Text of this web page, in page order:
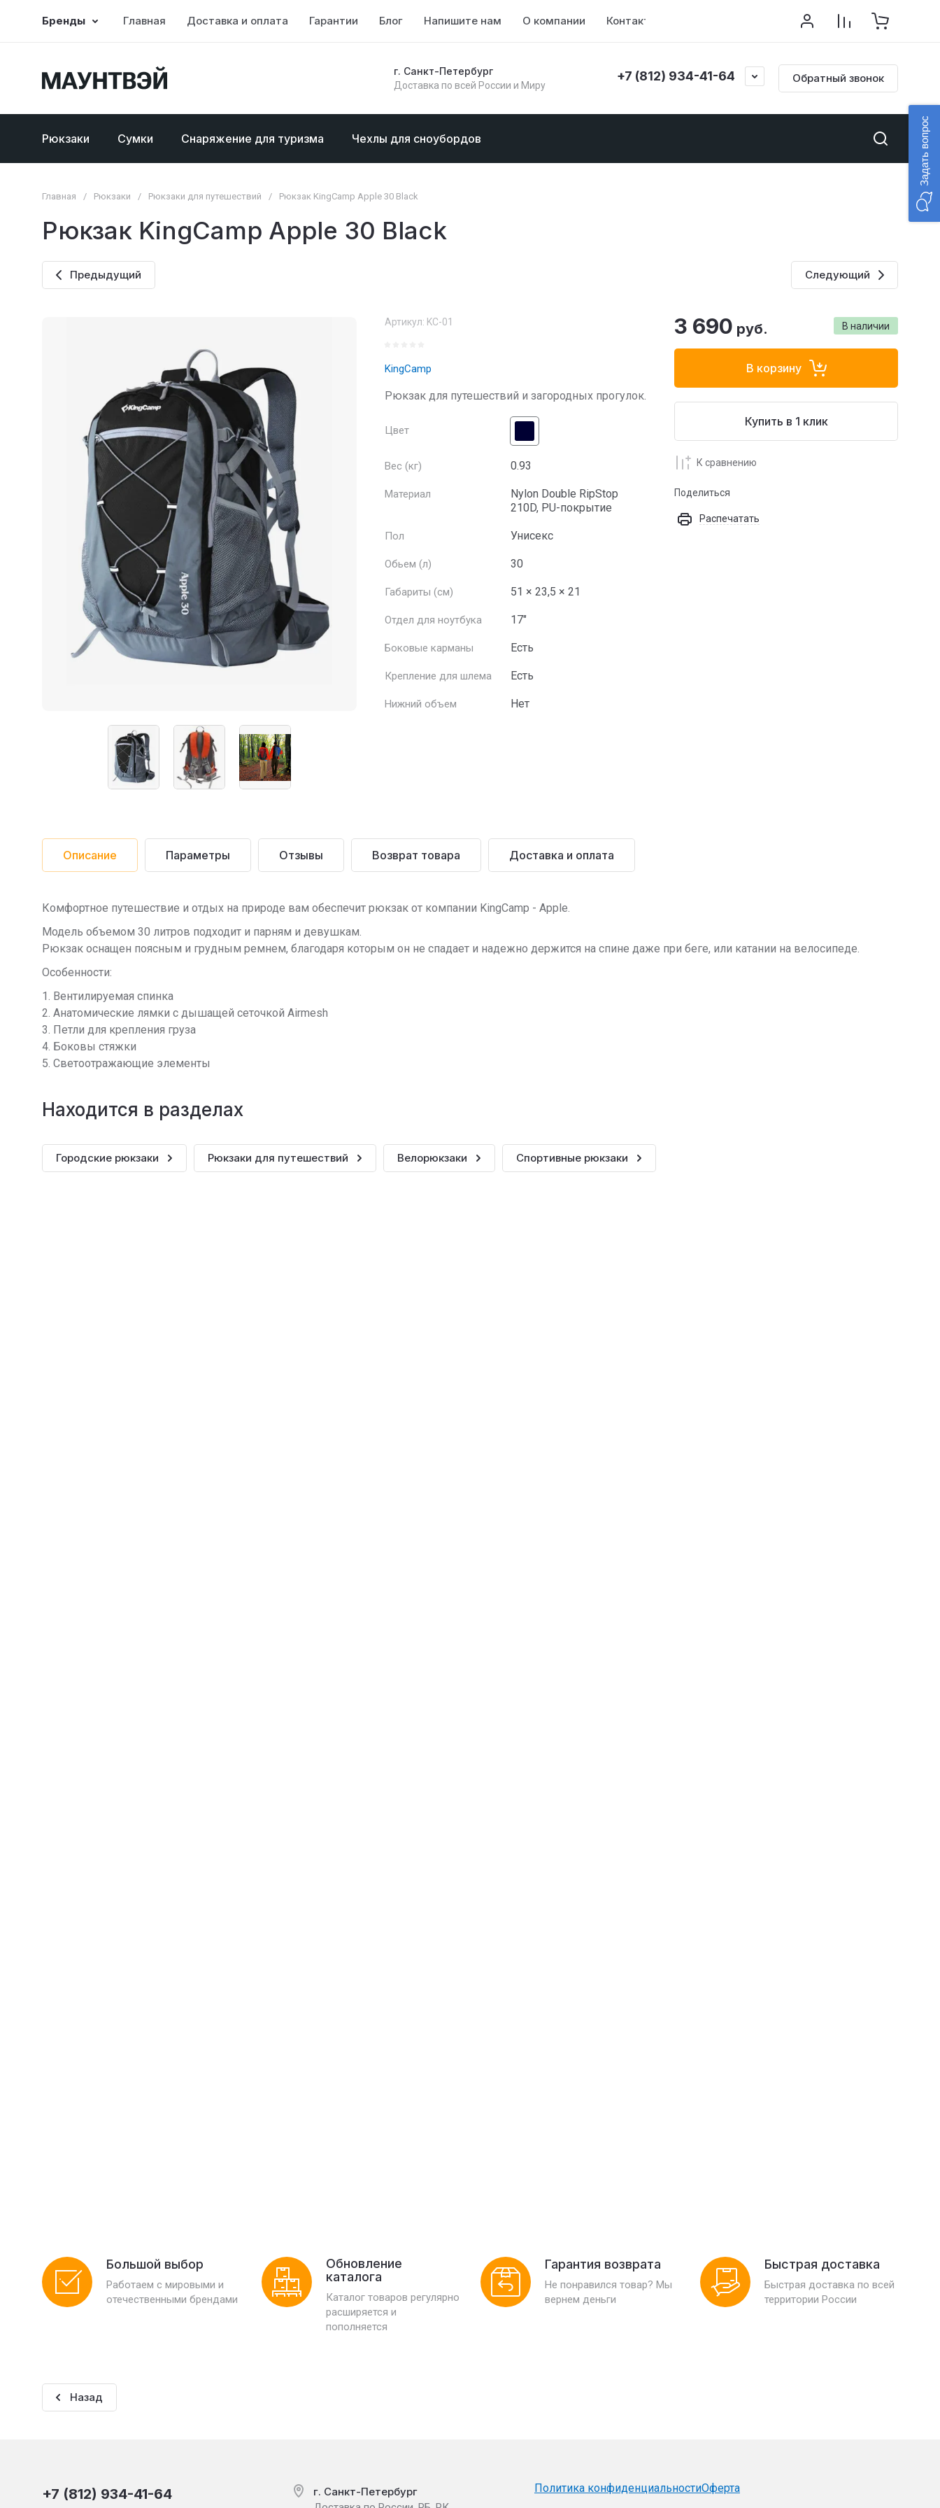
Бренды Главная Доставка и оплата Гарантии Блог Напишите нам О компании Контакты
г. Санкт-Петербург
Доставка по всей России и Миру
+7 (812) 934-41-64 Обратный звонок
Рюкзаки Сумки Снаряжение для туризма Чехлы для сноубордов
Главная / Рюкзаки / Рюкзаки для путешествий / Рюкзак KingCamp Apple 30 Black
Рюкзак KingCamp Apple 30 Black
Предыдущий Следующий
Артикул: KC-01
KingCamp
Рюкзак для путешествий и загородных прогулок.
Цвет
Вес (кг) 0.93
Материал
Nylon Double RipStop
210D, PU-покрытие
Пол Унисекс
Обьем (л) 30
Габариты (см) 51 × 23,5 × 21
Отдел для ноутбука 17"
Боковые карманы Есть
Крепление для шлема Есть
Нижний объем Нет
В наличии
3 690 руб.
В корзину
Купить в 1 клик
К сравнению
Поделиться
Распечатать
Описание Параметры Отзывы Возврат товара Доставка и оплата
Комфортное путешествие и отдых на природе вам обеспечит рюкзак от компании KingCamp - Apple.
Модель объемом 30 литров подходит и парням и девушкам.
Рюкзак оснащен поясным и грудным ремнем, благодаря которым он не спадает и надежно держится на спине даже при беге, или катании на велосипеде.
Особенности:
1. Вентилируемая спинка
2. Анатомические лямки с дышащей сеточкой Airmesh
3. Петли для крепления груза
4. Боковы стяжки
5. Светоотражающие элементы
Находится в разделах
Городские рюкзаки Рюкзаки для путешествий Велорюкзаки Спортивные рюкзаки
Большой выбор
Работаем с мировыми и
отечественными брендами
Обновление
каталога
Каталог товаров регулярно
расширяется и
пополняется
Гарантия возврата
Не понравился товар? Мы
вернем деньги
Быстрая доставка
Быстрая доставка по всей
территории России
Назад
+7 (812) 934-41-64 г. Санкт-Петербург Политика конфиденциальностиОферта
Задать вопрос